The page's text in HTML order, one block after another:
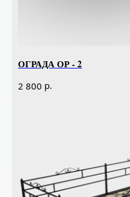
ОГРАДА ОР - 2
2 800 р.